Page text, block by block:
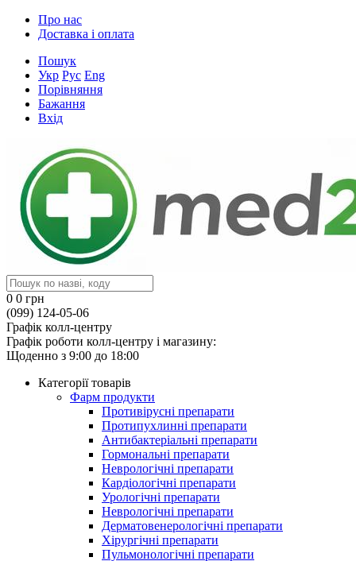
Про нас
Доставка і оплата
Пошук
Укр Рус Eng
Порівняння
Бажання
Вхід
0 0 грн
(099) 124-05-06
Графік колл-центру
Графік роботи колл-центру і магазину:
Щоденно з 9:00 до 18:00
Категорії товарів
Фарм продукти
Противірусні препарати
Протипухлинні препарати
Антибактеріальні препарати
Гормональні препарати
Неврологічні препарати
Кардіологічні препарати
Урологічні препарати
Неврологічні препарати
Дерматовенерологічні препарати
Хірургічні препарати
Пульмонологічні препарати